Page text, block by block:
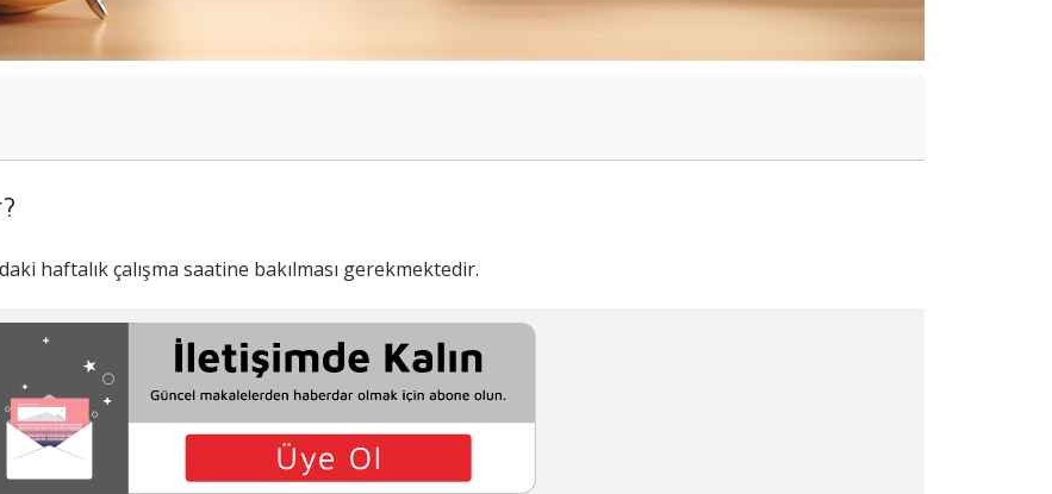
Gerekli midir?
Nasıl Yapılır?
Nasıl Yapılır?
Kıst Yapılan Fazla Çalışma Süreleri Nasıl Değerlendirilir?
Hâlinde Ödenecek Fazla Mesai Ücreti Nasıl Hesaplanır?
haftalık çalışma saatine bakılması gerekmektedir.